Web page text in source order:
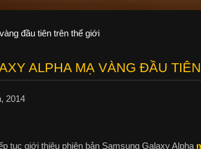
đầu tiên trên thế giới
ALPHA MẠ VÀNG ĐẦU
2014
tục giới thiệu phiên bản Samsung Galaxy Alpha